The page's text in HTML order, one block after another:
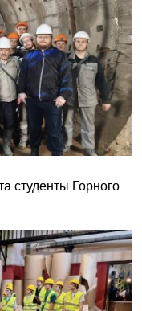
студенты Горного